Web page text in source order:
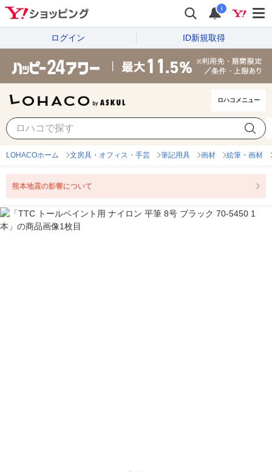
i
ログイン ID新規取得
ロハコメニュー
LOHACOホーム 文房具・オフィス・手芸 筆記用具 画材 絵筆・画材
熊本地震の影響について